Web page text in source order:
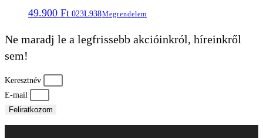
49.900 Ft 023L938Megrendelem
Ne maradj le a legfrissebb akcióinkról, híreinkről
sem!
Keresztnév
E-mail
Feliratkozom